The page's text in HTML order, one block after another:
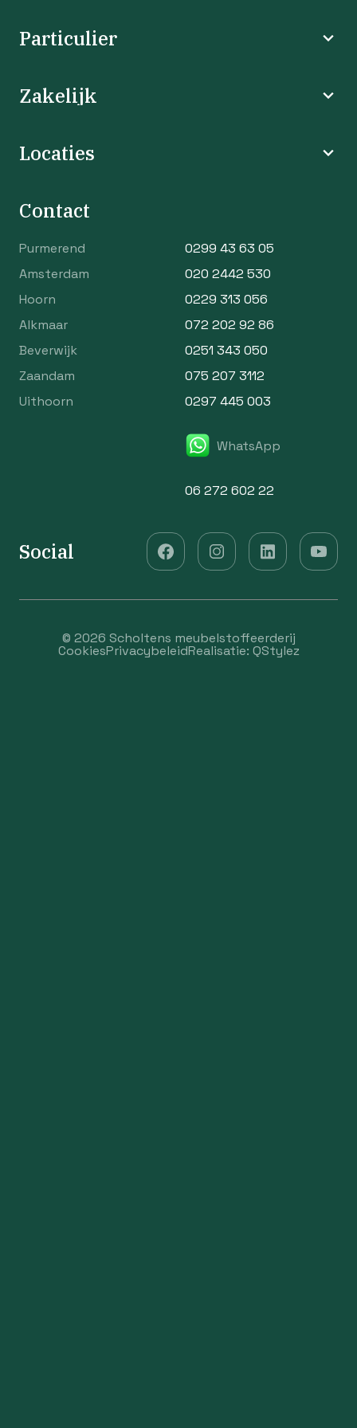
Particulier
Zakelijk
Locaties
Contact
Purmerend
0299 43 63 05
Amsterdam
020 2442 530
Hoorn
0229 313 056
Alkmaar
072 202 92 86
Beverwijk
0251 343 050
Zaandam
075 207 3112
Uithoorn
0297 445 003
WhatsApp
06 272 602 22
Social
© 2026 Scholtens meubelstoffeerderij
CookiesPrivacybeleidRealisatie: QStylez